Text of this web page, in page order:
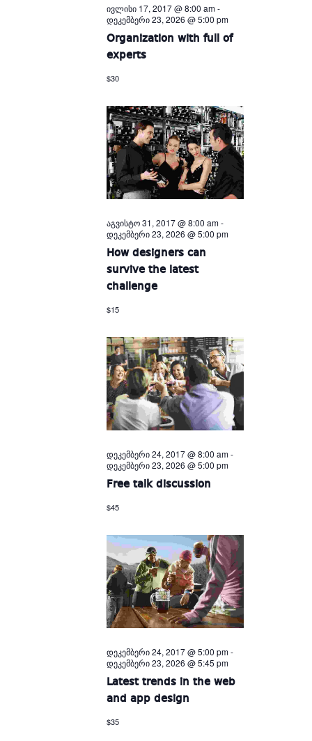
ივლისი 17, 2017 @ 8:00 am-
დეკემბერი 23, 2026 @ 5:00 pm
Organization with full of
experts
$30
აგვისტო 31, 2017 @ 8:00 am-
დეკემბერი 23, 2026 @ 5:00 pm
How designers can
survive the latest
challenge
$15
დეკემბერი 24, 2017 @ 8:00 am-
დეკემბერი 23, 2026 @ 5:00 pm
Free talk discussion
$45
დეკემბერი 24, 2017 @ 5:00 pm-
დეკემბერი 23, 2026 @ 5:45 pm
Latest trends in the web
and app design
$35